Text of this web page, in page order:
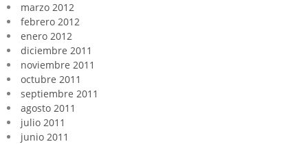
marzo 2012
febrero 2012
enero 2012
diciembre 2011
noviembre 2011
octubre 2011
septiembre 2011
agosto 2011
julio 2011
junio 2011